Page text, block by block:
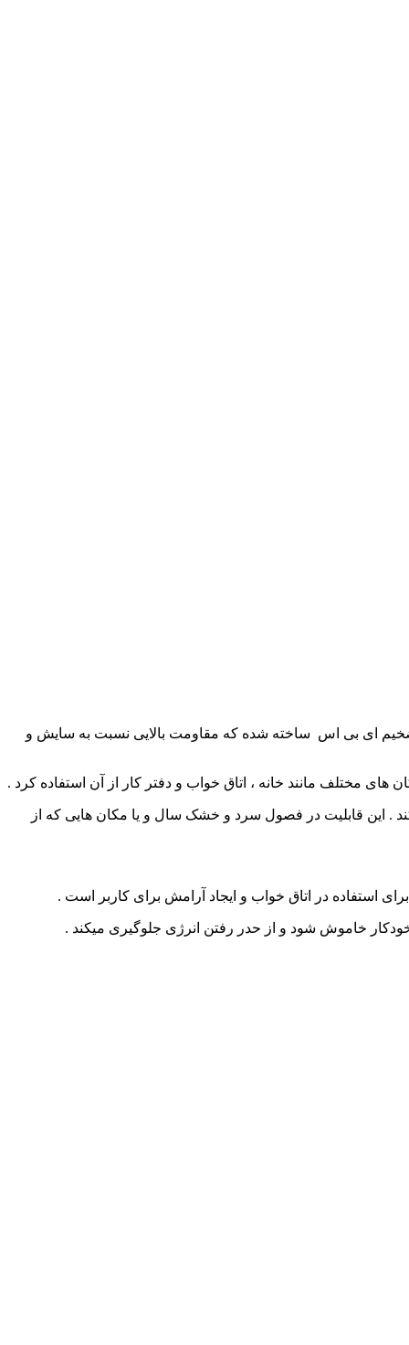
ای بی اس ساخته شده که مقاومت بالایی نسبت به سایش و
مرطوب سازی کند . این قابلیت در فصول سرد و خشک سال و یا مکان هایی که از
استفاده در اتاق خواب و ایجاد آرامش برای کاربر است .